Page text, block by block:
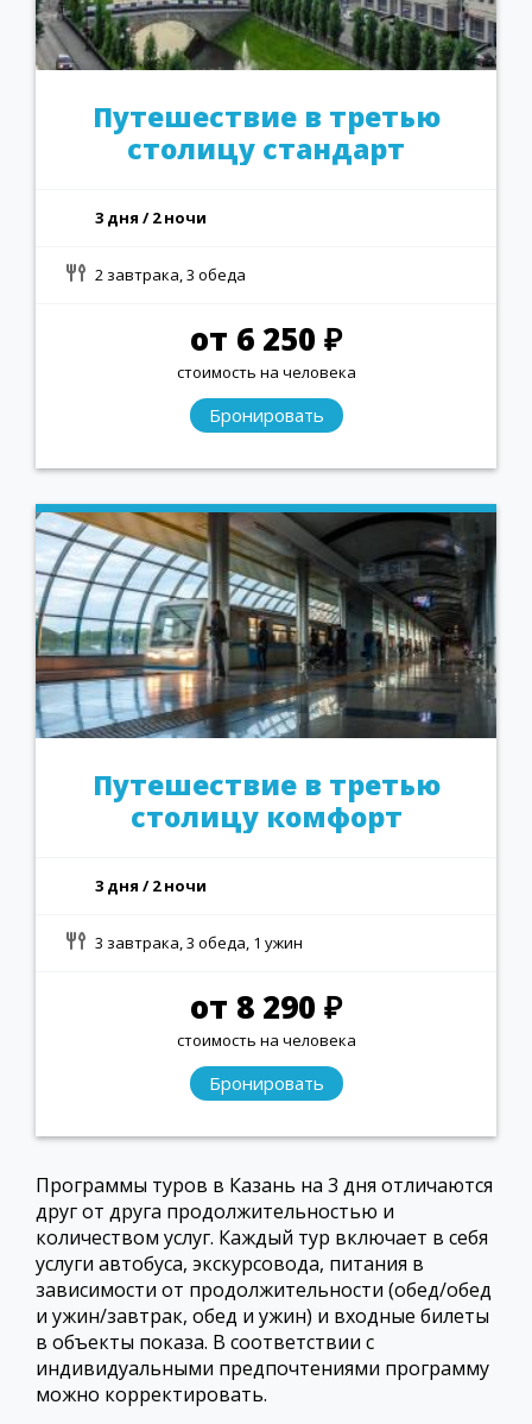
Путешествие в третью
столицу стандарт
3 дня / 2 ночи
2 завтрака, 3 обеда
от 6 250 ₽
стоимость на человека
Бронировать
Путешествие в третью
столицу комфорт
3 дня / 2 ночи
3 завтрака, 3 обеда, 1 ужин
от 8 290 ₽
стоимость на человека
Бронировать
Программы туров в Казань на 3 дня отличаются
друг от друга продолжительностью и
количеством услуг. Каждый тур включает в себя
услуги автобуса, экскурсовода, питания в
зависимости от продолжительности (обед/обед
и ужин/завтрак, обед и ужин) и входные билеты
в объекты показа. В соответствии с
индивидуальными предпочтениями программу
можно корректировать.